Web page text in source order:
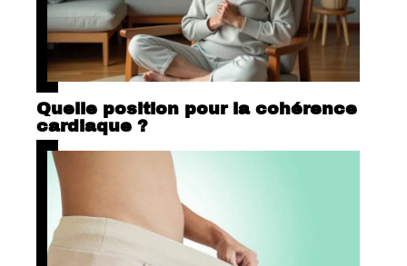
Quelle position pour la cohérence
cardiaque ?